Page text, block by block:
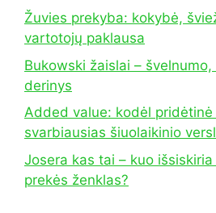
Žuvies prekyba: kokybė,
vartotojų paklausa
Bukowski žaislai –
derinys
Added value: kodėl
svarbiausias šiuolaikinio
Josera kas tai – kuo
prekės ženklas?